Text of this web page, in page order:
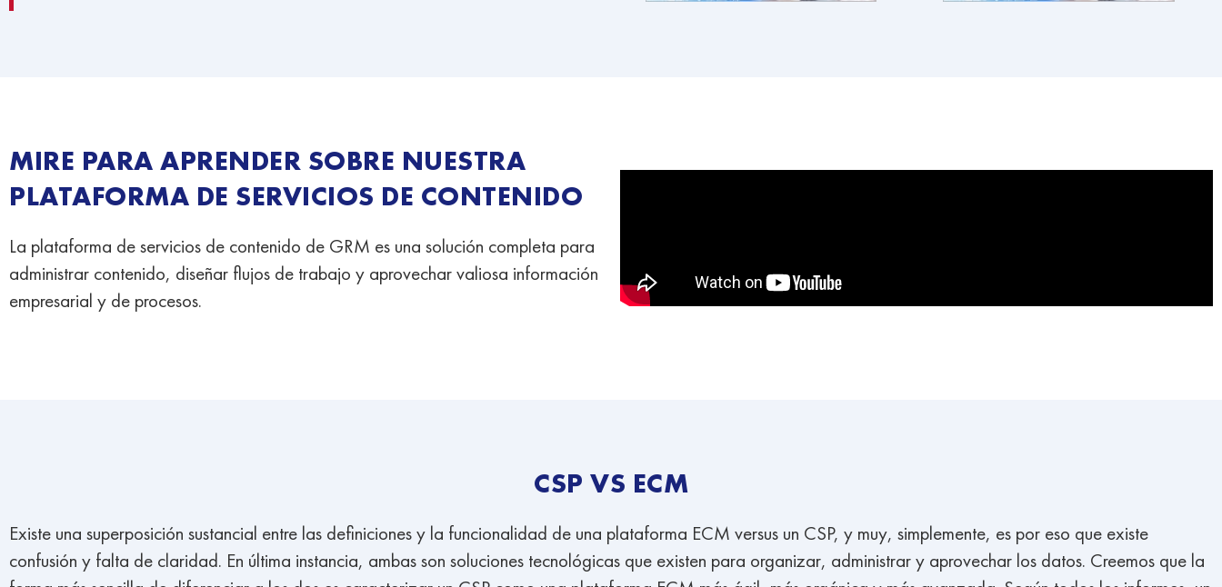
MIRE PARA APRENDER SOBRE NUESTRA
PLATAFORMA DE SERVICIOS DE CONTENIDO
La plataforma de servicios de contenido de GRM es una solución completa para
administrar contenido, diseñar flujos de trabajo y aprovechar valiosa información
empresarial y de procesos.
CSP VS ECM
Existe una superposición sustancial entre las definiciones y la funcionalidad de una plataforma ECM versus un CSP, y muy, simplemente, es por eso que existe
confusión y falta de claridad. En última instancia, ambas son soluciones tecnológicas que existen para organizar, administrar y aprovechar los datos. Creemos que la